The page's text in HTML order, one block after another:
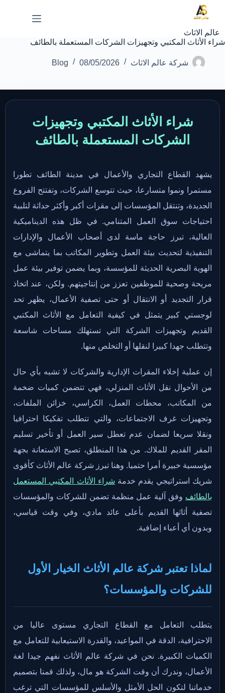
التجاوز
عالم الاثاث
شراء الأثاث المكتبي وتجهيزات الشركات المستعملة بالطائف
شركة عالم الاثاث 08/05/2026
Blog
شراء الأثاث المكتبي وتجهيزات
الشركات المستعملة بالطائف
يشهد القطاع التجاري والأعمال في مدينة الطائف تطورا
مستمرا ونموا متسارعا، حيث تتوسع الشركات، وتفتتح الفروع
الجديدة، وتنتقل المؤسسات إلى مقرات أكبر وأكثر حداثة لتلبية
احتياجات سوق العمل المتنامي. في ظل هذه الديناميكية
العالية، تبرز حاجة ماسة لدى أصحاب الأعمال والإدارات
التنفيذية لتحديث بيئة العمل وتطوير المكاتب بما يتماشى مع
الهوية البصرية الحديثة للمؤسسة، وبما يضمن توفير بيئة عمل
مريحة وصحية للموظفين تعزز من إنتاجيتهم. ولكن، عند اتخاذ
قرار التجديد أو الانتقال أو حتى تصفية الأعمال، يظهر تحد
لوجستي كبير يتمثل في كيفية التعامل مع الأثاث المكتبي
القديم وتجهيزات الشركة التي تستهلك مساحات شاسعة
وتتطلب جهدا كبيرا لنقلها أو التخلص منها.
إن عملية إخلاء المقرات الإدارية والشركات لا تشبه بأي حال
من الأحوال نقل الأثاث المنزلي، فهي تتضمن كميات ضخمة
من المكاتب، محطات العمل، الكراسي، خزائن الملفات،
وتجهيزات غرف الاجتماعات، والتي تتطلب تفكيكا احترافيا
ونقلا سريعا لضمان عدم تعطل سير العمل أو تأخير تسليم
المقر القديم للملاك. من هذا المنطلق، تصبح الاستعانة بجهة
مؤسسية خبيرة أمرا حتميا. وهنا تبرز شركة عالم الأثاث كأقوى
شريك استراتيجي يقدم خدمة شراء الأثاث المكتبي المستعمل
بالطائف وفق آلية عمل منظمة تضمن للشركات والمؤسسات
تصفية أثاثها القديم بأعلى عائد مادي، وفي وقت قياسي،
وبدون أي أعباء إضافية.
لماذا تعتبر شركة عالم الأثاث الخيار الأول
للشركات والمؤسسات؟
يتطلب التعامل مع القطاع التجاري مستوى عاليا من
الاحترافية، الدقة في المواعيد، والقدرة الاستيعابية للتعامل مع
الكميات الكبيرة. نحن في شركة عالم الأثاث نفهم جيدا لغة
الأعمال، وندرك أن وقت الشركة هو مال، ولذلك قمنا بتصميم
خدماتنا لتكون الحل الأمثل والأسلس للمؤسسات التي ترغب